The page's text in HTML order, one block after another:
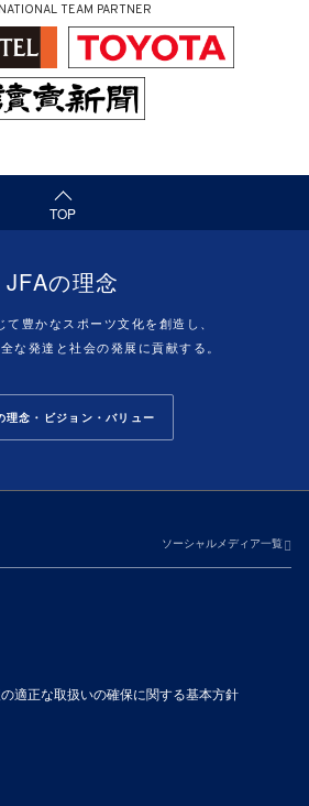
TEAM PARTNER
TOP
JFAの理念
て豊かなスポーツ文化を創造し、
な発達と社会の発展に貢献する。
理念・ビジョン・バリュー
ソーシャルメディア一覧
適正な取扱いの確保に関する基本方針